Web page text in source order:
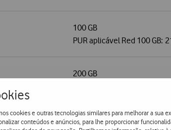
cookies e outras tecnologias similares para melhorar a sua
conteúdos e anúncios, para lhe proporcionar
100 GB
PUR aplicável Red 100 GB:
200 GB
e no Reino Unido